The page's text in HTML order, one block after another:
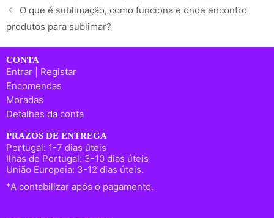
O que é sublimação, como funciona e onde encontro
produtos para sublimar?
CONTA
Entrar | Registar
Encomendas
Moradas
Detalhes da conta
PRAZOS DE ENTREGA
Portugal: 1-7 dias úteis
Ilhas de Portugal: 3-10 dias úteis
União Europeia: 3-12 dias úteis.
*A contabilizar após o pagamento.